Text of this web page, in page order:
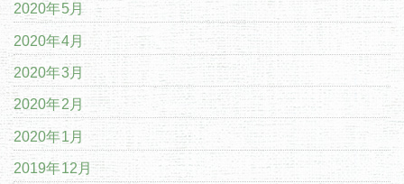
2020年5月
2020年4月
2020年3月
2020年2月
2020年1月
2019年12月